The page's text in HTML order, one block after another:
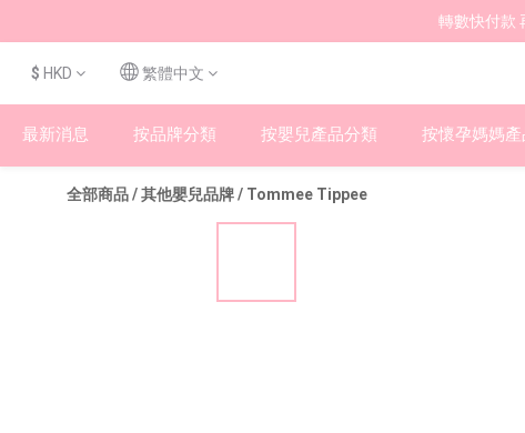
轉數快付款
$ HKD 繁體中文
最新消息 按品牌分類 按嬰兒產品分類 按懷孕媽媽
全部商品/其他嬰兒品牌/ Tommee Tippee